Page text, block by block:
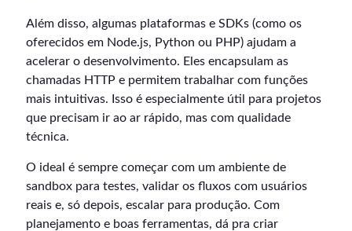
Além disso, algumas plataformas e SDKs (como os
oferecidos em Node.js, Python ou PHP) ajudam a
acelerar o desenvolvimento. Eles encapsulam as
chamadas HTTP e permitem trabalhar com funções
mais intuitivas. Isso é especialmente útil para projetos
que precisam ir ao ar rápido, mas com qualidade
técnica.
O ideal é sempre começar com um ambiente de
sandbox para testes, validar os fluxos com usuários
reais e, só depois, escalar para produção. Com
planejamento e boas ferramentas, dá pra criar